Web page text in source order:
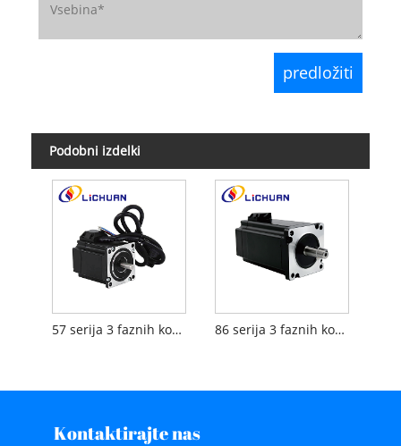
Podobni izdelki
57 serija 3 faznih koračnih motorjev z zaprto zanko Nema23 86 serija 3 faznih koračnih motorjev z zaprto zanko Nema34
Kontaktirajte nas